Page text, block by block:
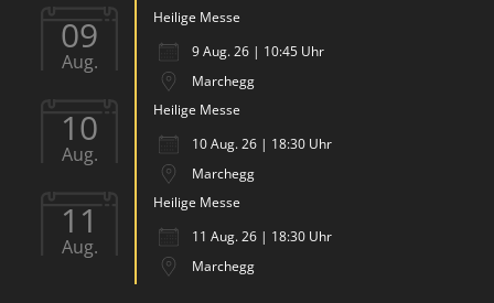
09
Aug.
Heilige Messe
9 Aug. 26 | 10:45 Uhr
Marchegg
10
Aug.
Heilige Messe
10 Aug. 26 | 18:30 Uhr
Marchegg
11
Aug.
Heilige Messe
11 Aug. 26 | 18:30 Uhr
Marchegg